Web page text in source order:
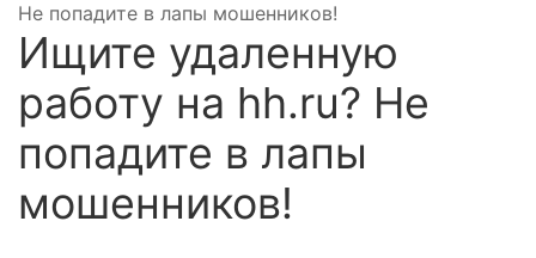
Не попадите в лапы мошенников!
Ищите удаленную
работу на hh.ru? Не
попадите в лапы
мошенников!